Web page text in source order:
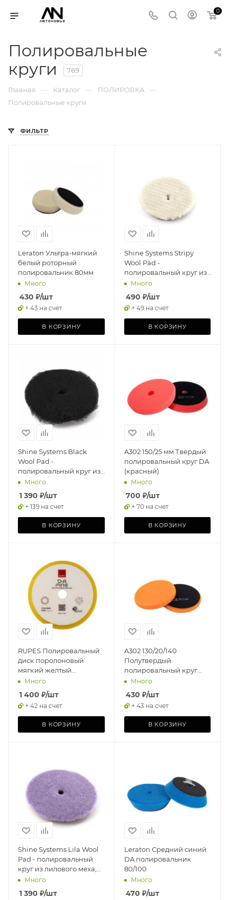
0
Полировальные
круги
769
Главная — Каталог — ПОЛИРОВКА —
Полировальные круги
ФИЛЬТР
Leraton Ультра-мягкий
белый роторный
полировальник 80мм
Много
430 ₽/шт
+ 43 на счет
В КОРЗИНУ
Shine Systems Stripy
Wool Pad -
полировальный круг из
стриженого меха, 75 мм
Много
490 ₽/шт
+ 49 на счет
В КОРЗИНУ
Shine Systems Black
Wool Pad -
полировальный круг из
черного меха, 155мм
Много
1 390 ₽/шт
+ 139 на счет
В КОРЗИНУ
A302 150/25 мм Твердый
полировальный круг DA
(красный)
Много
700 ₽/шт
+ 70 на счет
В КОРЗИНУ
RUPES Полировальный
диск поролоновый
мягкий желтый
150/180мм
Много
1 400 ₽/шт
+ 42 на счет
В КОРЗИНУ
A302 130/20/140
Полутвердый
полировальный круг
(оранжевый) STANDART
PAD (ORANGE)
Много
430 ₽/шт
+ 43 на счет
В КОРЗИНУ
Shine Systems Lila Wool
Pad - полировальный
круг из лилового меха,
155 мм
Много
1 390 ₽/шт
Leraton Средний синий
DA полировальник
80/100
Много
470 ₽/шт